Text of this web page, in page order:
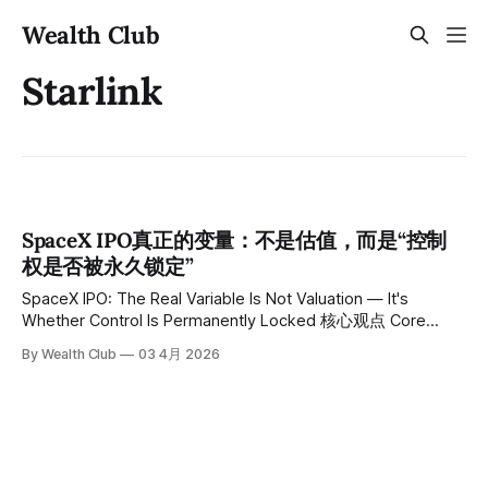
Wealth Club
Starlink
SpaceX IPO真正的变量：不是估值，而是“控制
权是否被永久锁定”
SpaceX IPO: The Real Variable Is Not Valuation — It's
Whether Control Is Permanently Locked 核心观点 Core
身并不重要。真正决定其估值上限的，是 IPO 的结构设计——
By Wealth Club 03 4月 2026